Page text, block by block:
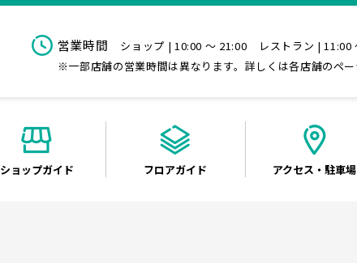
営業時間 ショップ | 10:00 ～ 21:00
レストラン | 11:00
※一部店舗の営業時間は異なります。詳しくは各店舗のペ
ショップガイド フロアガイド アクセス ・駐車場